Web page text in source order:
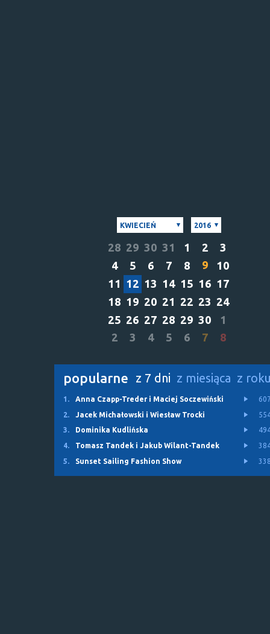
KWIECIEŃ 2016
28 29 30 31 1 2
3
4
5 6 7 8 9
10
11 12 13 14 15 16 17
18 19 20 21 22 23 24
25 26 27 28 29 30
1
2
3 4 5 6 7 8
popularne z 7 dni z miesiąca z
1. Anna Czapp-Treder i Maciej Soczewiński
2.
Jacek Michałowski i Wiesław Trocki
3.
Dominika Kudlińska
4.
Tomasz Tandek i Jakub Wilant-Tandek
5.
Sunset Sailing Fashion Show